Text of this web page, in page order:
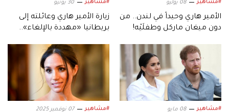
#مشاهير 08 يوليو
الأمير هاري وحيداً في لندن.. من
دون ميغان ماركل وطفلَيْه!
#مشاهير 30 يونيو
زيارة الأمير هاري وعائلته إلى
بريطانيا «مهددة بالإلغاء»..
#مشاهير 08 مايو #مشاهير 07 نوفمبر 2025